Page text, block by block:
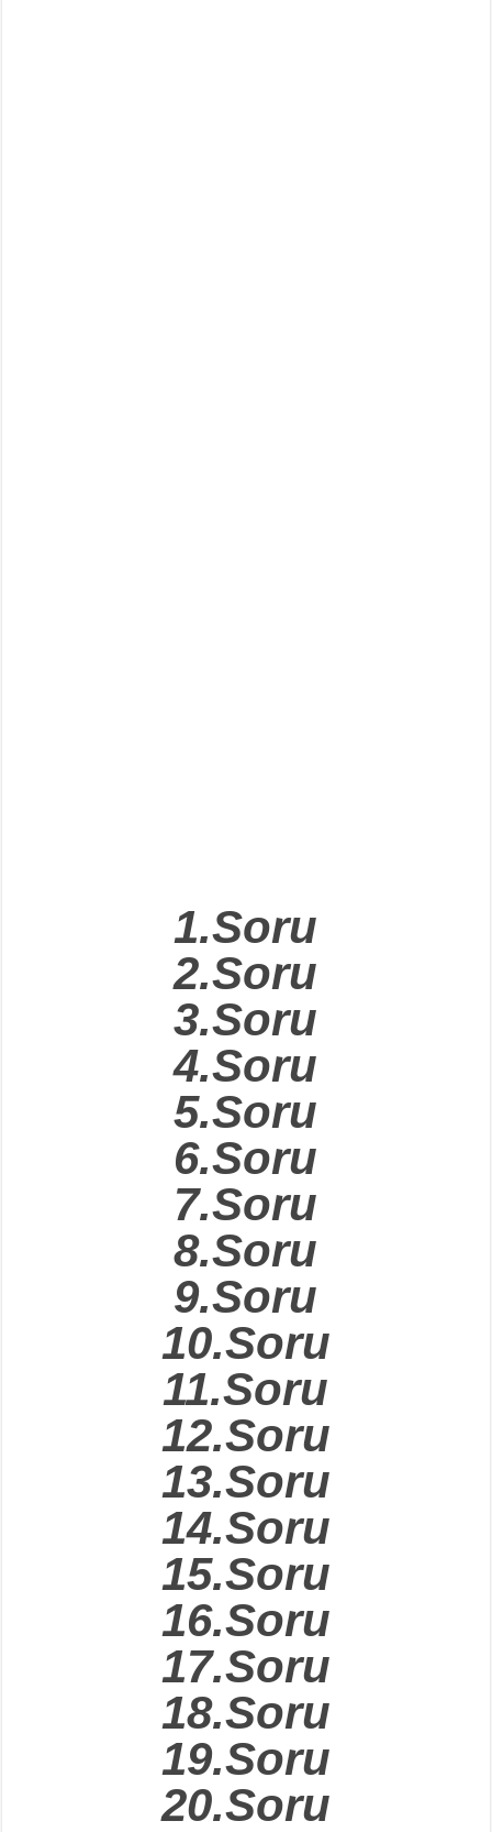
1.Soru
2.Soru
3.Soru
4.Soru
5.Soru
6.Soru
7.Soru
8.Soru
9.Soru
10.Soru
11.Soru
12.Soru
13.Soru
14.Soru
15.Soru
16.Soru
17.Soru
18.Soru
19.Soru
20.Soru